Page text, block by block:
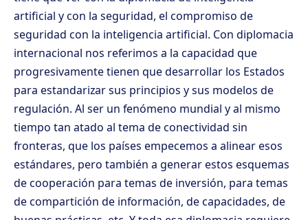
artificial y con la seguridad, el compromiso de
seguridad con la inteligencia artificial. Con diplomacia
internacional nos referimos a la capacidad que
progresivamente tienen que desarrollar los Estados
para estandarizar sus principios y sus modelos de
regulación. Al ser un fenómeno mundial y al mismo
tiempo tan atado al tema de conectividad sin
fronteras, que los países empecemos a alinear esos
estándares, pero también a generar estos esquemas
de cooperación para temas de inversión, para temas
de compartición de información, de capacidades, de